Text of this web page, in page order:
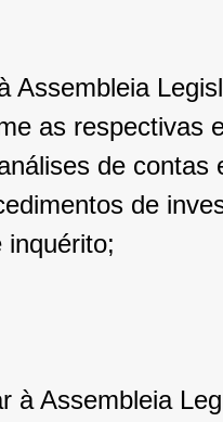
Assembleia
as respectivas
de
de
inquérito;
à Assembleia